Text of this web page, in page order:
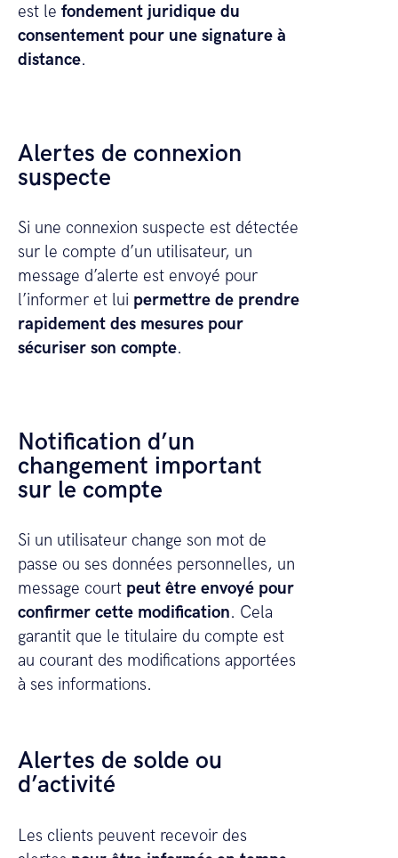
est le fondement juridique du
consentement pour une signature à
distance.
Alertes de connexion
suspecte
Si une connexion suspecte est détectée
sur le compte d’un utilisateur, un
message d’alerte est envoyé pour
l’informer et lui permettre de prendre
rapidement des mesures pour
sécuriser son compte.
Notification d’un
changement important
sur le compte
Si un utilisateur change son mot de
passe ou ses données personnelles, un
message court peut être envoyé pour
confirmer cette modification. Cela
garantit que le titulaire du compte est
au courant des modifications apportées
à ses informations.
Alertes de solde ou
d’activité
Les clients peuvent recevoir des